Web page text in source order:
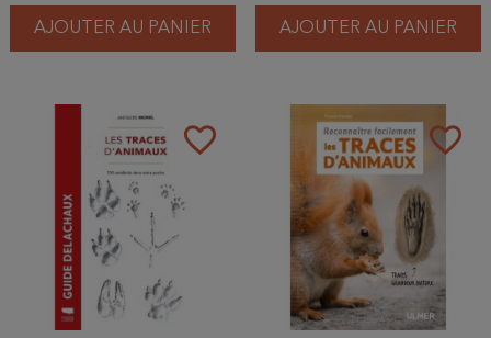
AJOUTER AU PANIER AJOUTER AU PANIER
favorite_border favorite_border